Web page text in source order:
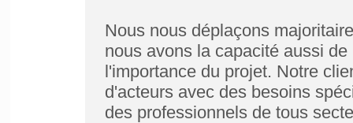
Nous nous déplaçons
nous avons la capacité aussi
l'importance du projet. Notre
d'acteurs avec des besoins
des professionnels de tous